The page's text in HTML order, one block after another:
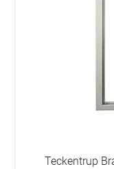
Teckentrup